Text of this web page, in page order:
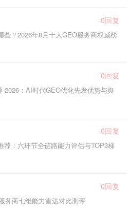
0回复
些？2026年8月十大GEO服务商权威榜
0回复
2026：AI时代GEO优化先发优势与舆
0回复
荐：六环节全链路能力评估与TOP3梯
0回复
务商七维能力雷达对比测评